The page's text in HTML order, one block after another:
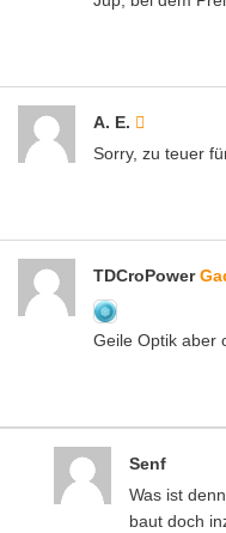
A. E.
Sorry, zu teuer
TDCroPower
Geile Optik aber
Senf
Was ist
baut doch